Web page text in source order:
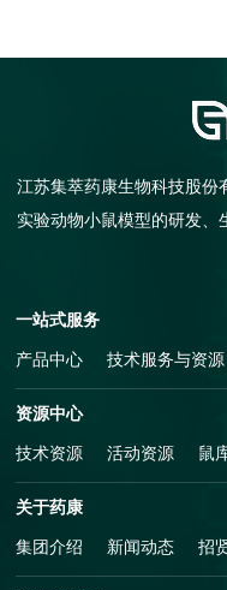
江苏集萃药康生物科技股份
实验动物小鼠模型的研发、
一站式服务
产品中心 技术服务与资源
资源中心
技术资源 活动资源 鼠
关于药康
集团介绍 新闻动态 招